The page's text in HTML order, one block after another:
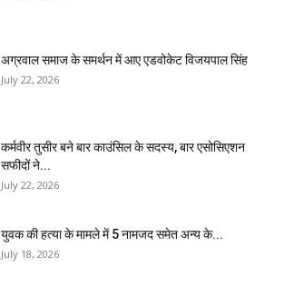
अग्रवाल समाज के समर्थन में आए एडवोकेट विजयपाल सिंह
July 22, 2026
कर्मवीर तुसीर बने बार काउंसिल के सदस्य, बार एसोसिएशन
सफीदों ने...
July 22, 2026
युवक की हत्या के मामले में 5 नामजद समेत अन्य के...
July 18, 2026